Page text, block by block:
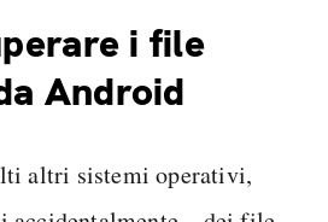
i file
Android
altri sistemi operativi,